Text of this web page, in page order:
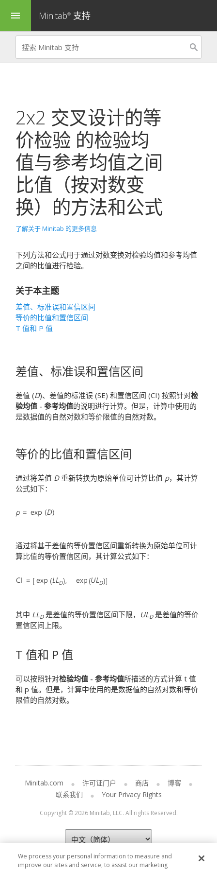
menu Minitab® 支持
2x2 交叉设计的等
价检验 的检验均
值与参考均值之间
比值（按对数变
换） 的方法和公式
了解关于 Minitab 的更多信息
下列方法和公式用于通过对数变换对检验均值和参考均值
之间的比值进行检验。
关于本主题
差值、标准误和置信区间
等价的比值和置信区间
T 值和 P 值
差值、标准误和置信区间
差值 (D)、差值的标准误 (SE) 和置信区间 (CI) 按照针对检
验均值 - 参考均值的说明进行计算。但是，计算中使用的
是数据值的自然对数和等价限值的自然对数。
等价的比值和置信区间
通过将差值 D重新转换为原始单位可计算比值 ρ，其计算
公式如下：
通过将基于差值的等价置信区间重新转换为原始单位可计
算比值的等价置信区间，其计算公式如下：
其中 LLD是差值的等价置信区间下限， ULD是差值的等价
置信区间上限。
T 值和 P 值
可以按照针对检验均值 - 参考均值所描述的方式计算 t 值
和 p 值。但是，计算中使用的是数据值的自然对数和等价
限值的自然对数。
Minitab.com 许可证门户 商店
博客
联系我们
Your Privacy Rights
Copyright © 2026 Minitab, LLC. All rights Reserved.
We process your personal information to measure and
improve our sites and service, to assist our marketing